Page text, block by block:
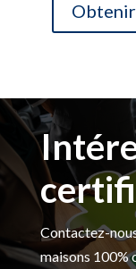
Contactez-
maisons 100%